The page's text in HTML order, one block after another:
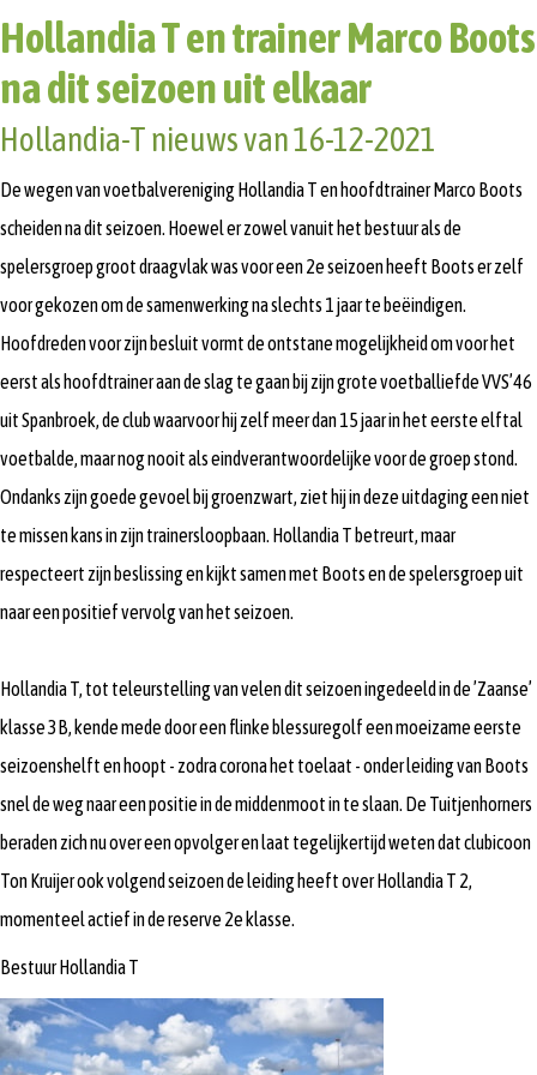
Hollandia T en trainer Marco Boots
na dit seizoen uit elkaar
Hollandia-T nieuws van 16-12-2021
De wegen van voetbalvereniging Hollandia T en hoofdtrainer Marco Boots
scheiden na dit seizoen. Hoewel er zowel vanuit het bestuur als de
spelersgroep groot draagvlak was voor een 2e seizoen heeft Boots er zelf
voor gekozen om de samenwerking na slechts 1 jaar te beëindigen.
Hoofdreden voor zijn besluit vormt de ontstane mogelijkheid om voor het
eerst als hoofdtrainer aan de slag te gaan bij zijn grote voetballiefde VVS’46
uit Spanbroek, de club waarvoor hij zelf meer dan 15 jaar in het eerste elftal
voetbalde, maar nog nooit als eindverantwoordelijke voor de groep stond.
Ondanks zijn goede gevoel bij groenzwart, ziet hij in deze uitdaging een niet
te missen kans in zijn trainersloopbaan. Hollandia T betreurt, maar
respecteert zijn beslissing en kijkt samen met Boots en de spelersgroep uit
naar een positief vervolg van het seizoen.
Hollandia T, tot teleurstelling van velen dit seizoen ingedeeld in de ’Zaanse’
klasse 3B, kende mede door een flinke blessuregolf een moeizame eerste
seizoenshelft en hoopt - zodra corona het toelaat - onder leiding van Boots
snel de weg naar een positie in de middenmoot in te slaan. De Tuitjenhorners
beraden zich nu over een opvolger en laat tegelijkertijd weten dat clubicoon
Ton Kruijer ook volgend seizoen de leiding heeft over Hollandia T 2,
momenteel actief in de reserve 2e klasse.
Bestuur Hollandia T